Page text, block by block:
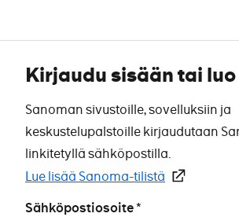
Kirjaudu sisään tai
Sanoman sivustoille, sovelluksiin ja
keskustelupalstoille kirjaudutaan
linkitetyllä sähköpostilla.
Lue lisää Sanoma-tilistä
Sähköpostiosoite